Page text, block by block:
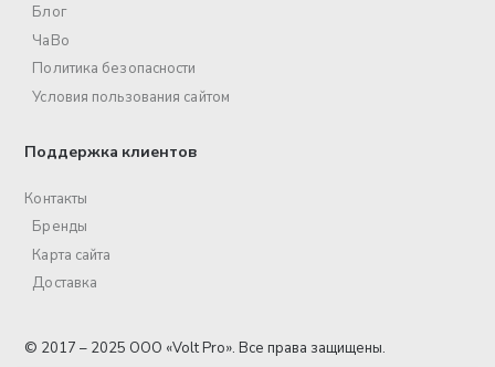
Блог
ЧаВо
Политика безопасности
Условия пользования сайтом
Поддержка клиентов
Контакты
Бренды
Карта сайта
Доставка
© 2017 – 2025 ООО «Volt Pro». Все права защищены.